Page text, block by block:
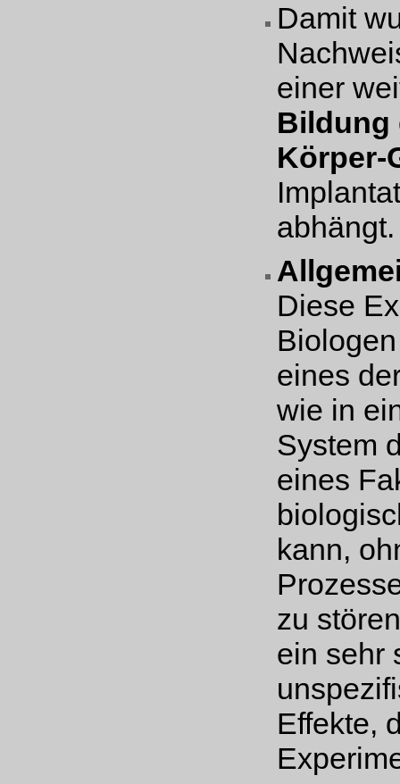
Damit
einer
Bildung
Körper-
abhängt.
Diese
eines
wie in
System
eines
kann,
zu
ein sehr
Effekte,